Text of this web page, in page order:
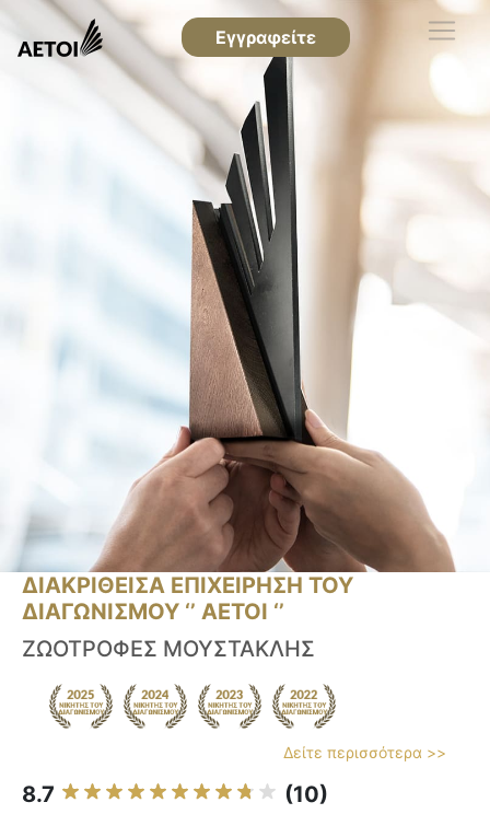
Εγγραφείτε
ΔΙΑΚΡΙΘΕΙΣΑ ΕΠΙΧΕΙΡΗΣΗ ΤΟΥ
ΔΙΑΓΩΝΙΣΜΟΥ ‘’ ΑΕΤΟΙ ‘’
ΖΩΟΤΡΟΦΕΣ ΜΟΥΣΤΑΚΛΗΣ
Δείτε περισσότερα >>
8.7 (10)